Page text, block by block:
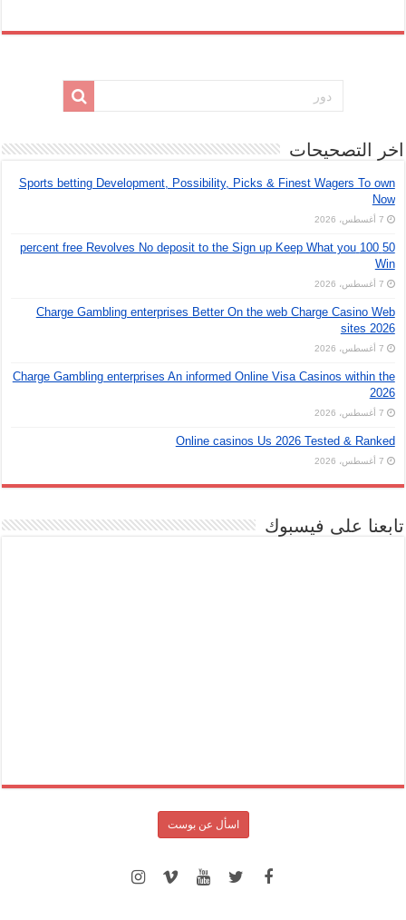
اخر التصحيحات
Sports betting Development, Possibility, Picks & Finest Wagers To own
Now
7 أغسطس، 2026
50 100 percent free Revolves No deposit to the Sign up Keep What you
Win
7 أغسطس، 2026
Charge Gambling enterprises Better On the web Charge Casino Web
sites 2026
7 أغسطس، 2026
Charge Gambling enterprises An informed Online Visa Casinos within the
2026
7 أغسطس، 2026
Online casinos Us 2026 Tested & Ranked
7 أغسطس، 2026
تابعنا على فيسبوك
اسأل عن بوست